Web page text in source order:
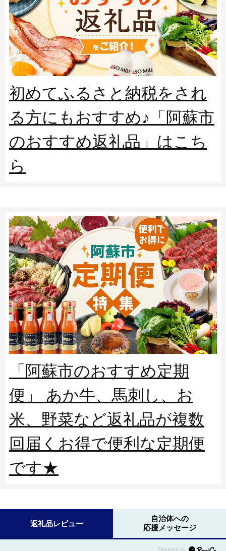
初めてふるさと納税をされ
る方にもおすすめ♪「阿蘇市
のおすすめ返礼品」はこち
ら
「阿蘇市のおすすめ定期
便」 あか牛、馬刺し、お
米、野菜など返礼品が複数
回届くお得で便利な定期便
です★
返礼品レビュー
自治体への
応援メッセージ